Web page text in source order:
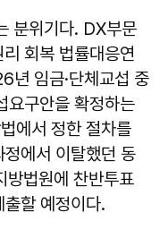
분위기다. DX부문
회복 법률대응연
년 임금·단체교섭 중
요구안을 확정하는
에서 정한 절차를
에서 이탈했던 동
방법원에 찬반투표
할 예정이다.